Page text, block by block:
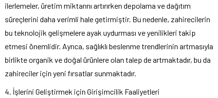
ilerlemeler, üretim miktarını artırırken depolama ve dağıtım
süreçlerini daha verimli hale getirmiştir. Bu nedenle, zahirecilerin
bu teknolojik gelişmelere ayak uydurması ve yenilikleri takip
etmesi önemlidir. Ayrıca, sağlıklı beslenme trendlerinin artmasıyla
birlikte organik ve doğal ürünlere olan talep de artmaktadır, bu da
zahireciler için yeni fırsatlar sunmaktadır.
4. İşlerini Geliştirmek için Girişimcilik Faaliyetleri